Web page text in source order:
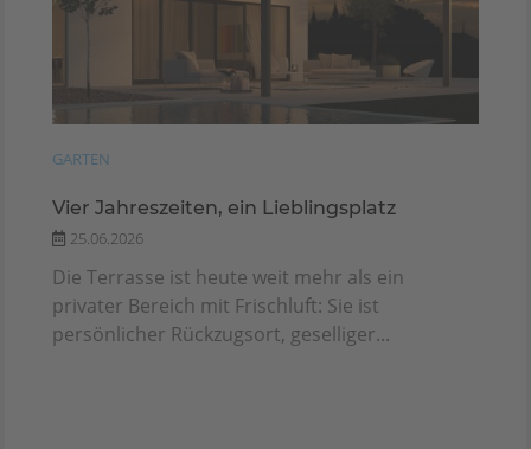
GARTEN
Vier Jahreszeiten, ein Lieblingsplatz
25.06.2026
Die Terrasse ist heute weit mehr als ein
privater Bereich mit Frischluft: Sie ist
persönlicher Rückzugsort, geselliger...